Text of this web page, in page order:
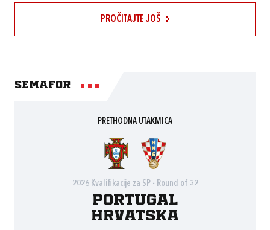
PROČITAJTE JOŠ
Semafor
PRETHODNA UTAKMICA
2026 Kvalifikacije za SP - Round of 32
Portugal
Hrvatska